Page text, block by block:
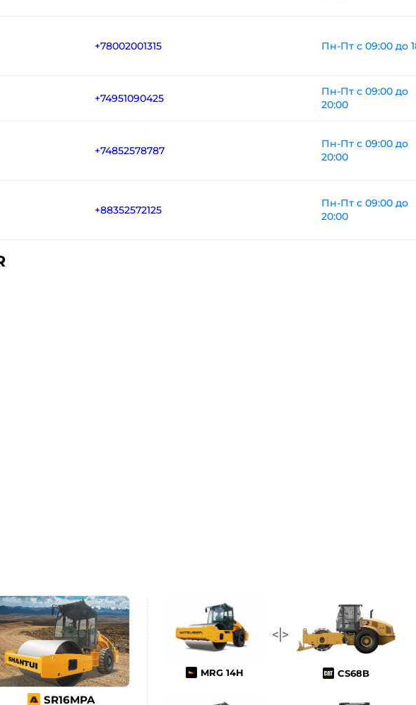
+78002001315 Пн-Пт с 09:00 до
+74951090425
Пн-Пт с 09:00 до
20:00
+74852578787
Пн-Пт с 09:00 до
20:00
+88352572125
Пн-Пт с 09:00 до
20:00
SR16MPA
MRG 14H CS68B